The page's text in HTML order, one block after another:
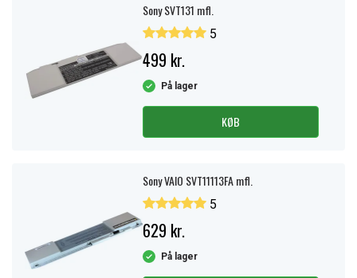
Sony SVT131 mfl.
5
499 kr.
På lager
KØB
Sony VAIO SVT11113FA mfl.
5
629 kr.
På lager